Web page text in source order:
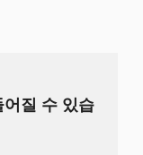
질 수 있습